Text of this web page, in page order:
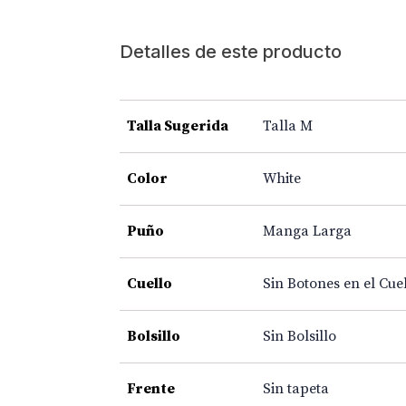
Detalles de este producto
Talla Sugerida Talla M
Color White
Puño Manga Larga
Cuello Sin Botones en el
Bolsillo Sin Bolsillo
Frente Sin tapeta